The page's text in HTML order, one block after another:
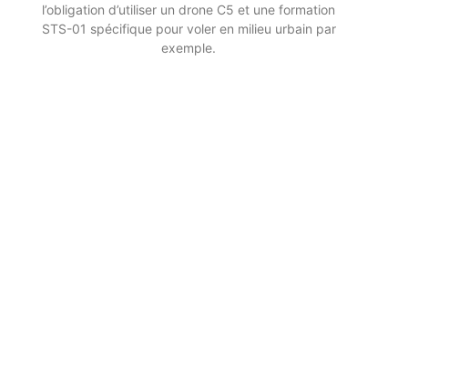
l’obligation d’utiliser un drone C5 et une formation
STS-01 spécifique pour voler en milieu urbain par
exemple.